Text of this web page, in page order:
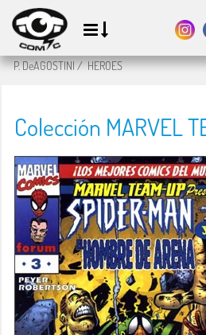
P. DeAGOSTINI/HEROES
Colección MARVEL